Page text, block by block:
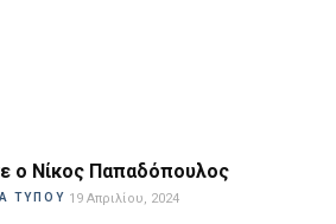
ο Νίκος Παπαδόπουλος
ΤΥΠΟΥ 19 Απριλίου, 2024